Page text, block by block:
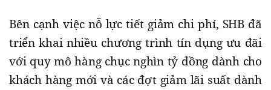
Bên cạnh việc nỗ lực tiết giảm chi phí, SHB đã
triển khai nhiều chương trình tín dụng ưu đãi
với quy mô hàng chục nghìn tỷ đồng dành cho
khách hàng mới và các đợt giảm lãi suất dành